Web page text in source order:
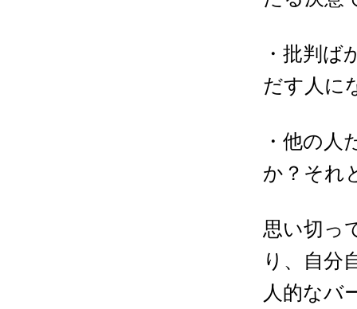
・批判
だす人に
・他の
か？それ
思い切っ
り、自分
人的なバ